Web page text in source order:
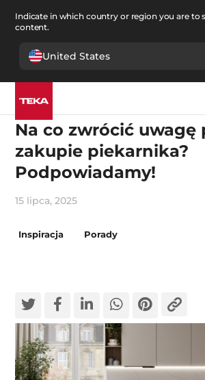
Indicate in which country or region you are to
content.
United States
TEKA wyjaśnia
Na co zwrócić uwagę
zakupie piekarnika?
Podpowiadamy!
15 lipca, 2025
Inspiracja Porady